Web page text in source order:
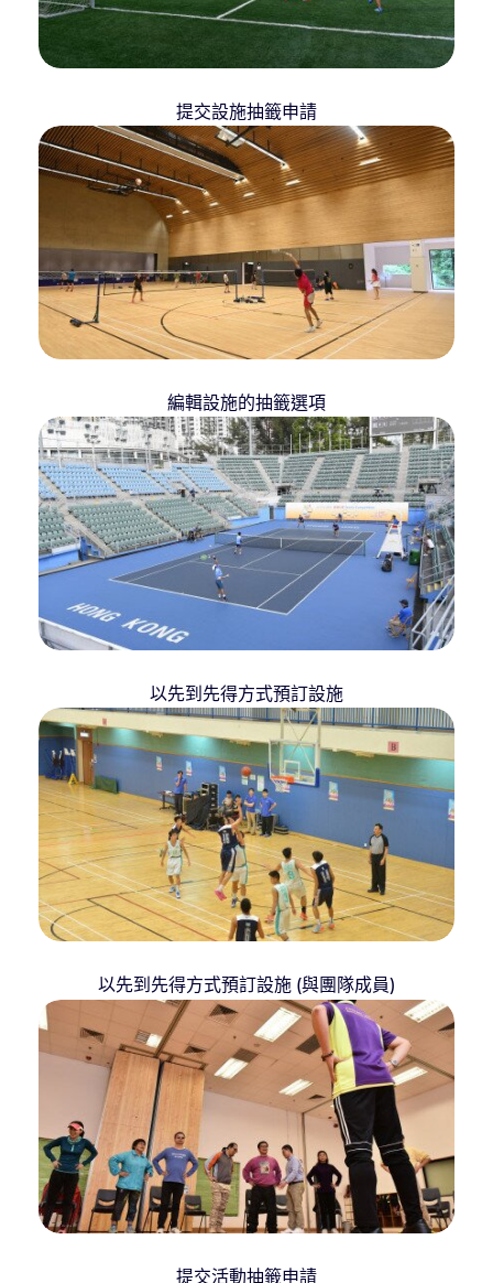
提交設施抽籤申請
編輯設施的抽籤選項
以先到先得方式預訂設施
以先到先得方式預訂設施 (與團隊成員)
提交活動抽籤申請